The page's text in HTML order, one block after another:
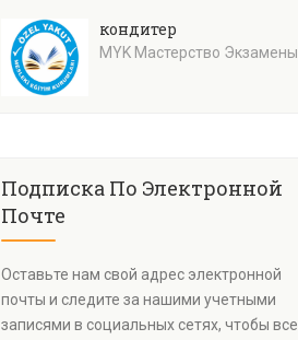
кондитер
MYK Мастерство Экзамены
Подписка По Электронной
Почте
Оставьте нам свой адрес электронной
почты и следите за нашими учетными
записями в социальных сетях, чтобы все